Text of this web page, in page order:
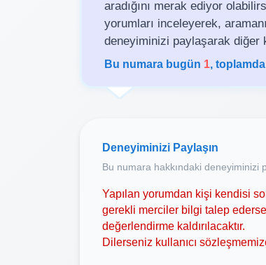
aradığını merak ediyor
yorumları inceleyerek,
deneyiminizi paylaşarak diğer
Bu numara bugün 1, toplamda
Deneyiminizi Paylaşın
Bu numara hakkındaki deneyiminizi
Yapılan yorumdan kişi kendisi
gerekli merciler bilgi talep
değerlendirme kaldırılacaktır.
Dilerseniz kullanıcı